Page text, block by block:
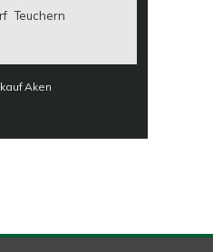
Teuchern
Aken